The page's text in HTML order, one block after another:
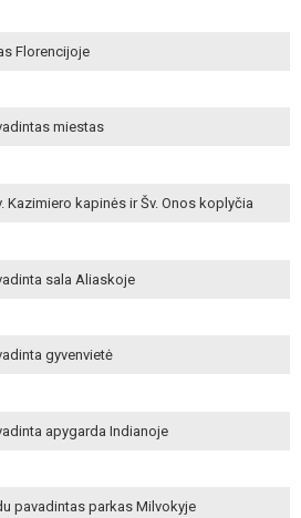
Florencijoje
miestas
Kazimiero kapinės ir Šv. Onos koplyčia
sala Aliaskoje
gyvenvietė
apygarda Indianoje
pavadintas parkas Milvokyje